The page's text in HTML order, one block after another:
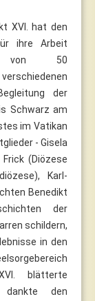
XVI. hat den
ihre Arbeit
von 50
der
Schwarz am
im Vatikan
- Gisela
(Diözese
Karl-
Benedikt
der
schildern,
in den
blätterte
dankte den